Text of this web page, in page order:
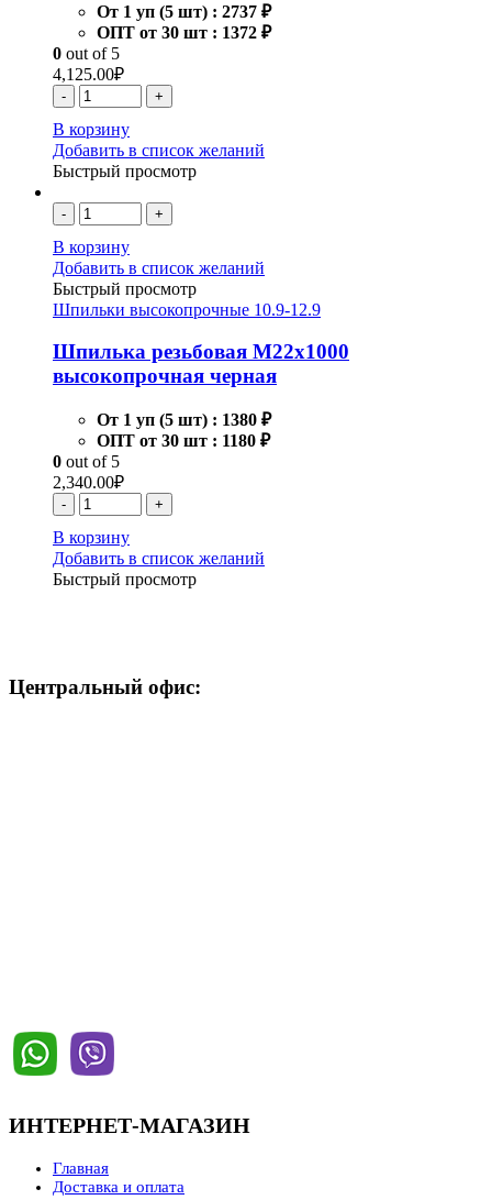
От 1 уп (5 шт) : 2737 ₽
ОПТ от 30 шт : 1372 ₽
0 out of 5
4,125.00₽
- +
В корзину
Добавить в список желаний
Быстрый просмотр
- +
В корзину
Добавить в список желаний
Быстрый просмотр
Шпильки высокопрочные 10.9-12.9
Шпилька резьбовая М22х1000
высокопрочная черная
От 1 уп (5 шт) : 1380 ₽
ОПТ от 30 шт : 1180 ₽
0 out of 5
2,340.00₽
- +
В корзину
Добавить в список желаний
Быстрый просмотр
Центральный офис:
ИНТЕРНЕТ-МАГАЗИН
Главная
Доставка и оплата